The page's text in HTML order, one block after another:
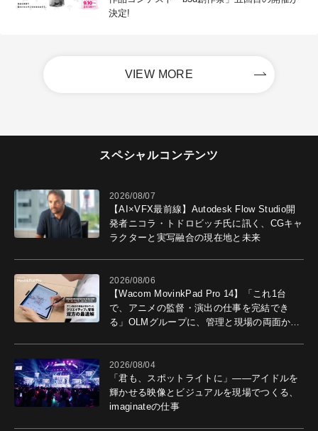
決定!
VIEW MORE
スペシャルコンテンツ
2026/08/07
【AI×VFX最前線】Autodesk Flow Studio開
発者ニコラ・トドロビッチ氏に訊く、CGキャ
ラクターと実写融合の現在地と未来
2026/08/06
【Wacom MovinkPad Pro 14】「これ1台
で、アニメの監督・演出の仕事を完結でき
る」OLMグループに、管理と現場の両面から
2026/08/04
「君も、スポットライトに」――アイドルを
輝かせる映像とビジュアルを現場でつくる、
imaginateの仕事